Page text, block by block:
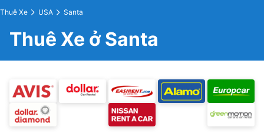
Thuê Xe USA Santa
Thuê Xe ở Santa